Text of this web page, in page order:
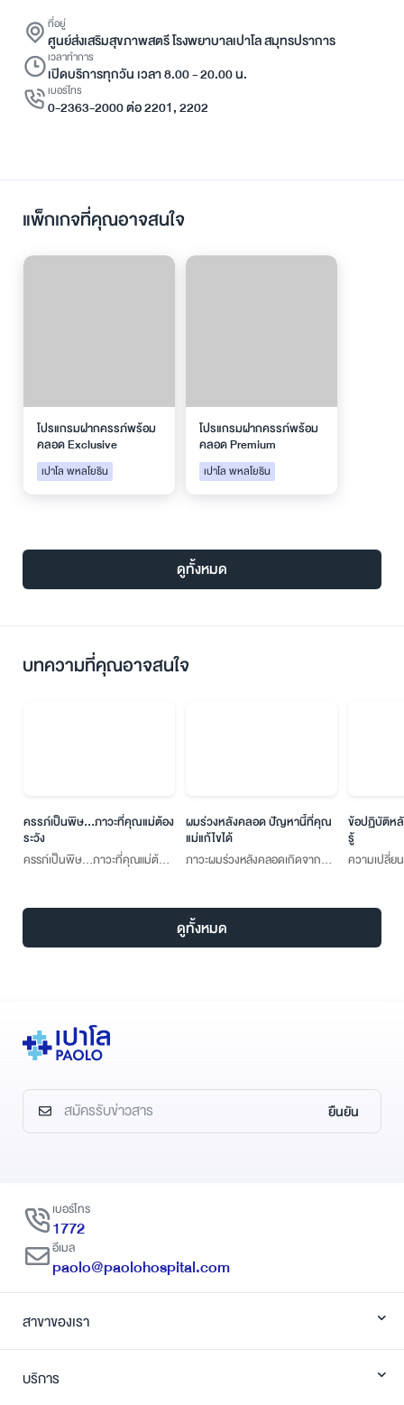
ที่อยู่
ศูนย์ส่งเสริมสุขภาพสตรี โรงพยาบาลเปาโล สมุทรปราการ
เวลาทำการ
เปิดบริการทุกวัน เวลา 8.00 - 20.00 น.
เบอร์โทร
0-2363-2000 ต่อ 2201, 2202
แพ็กเกจที่คุณอาจสนใจ
โปรแกรมฝากครรภ์พร้อม
คลอด Exclusive
เปาโล พหลโยธิน
โปรแกรมฝากครรภ์พร้อม
คลอด Premium
เปาโล พหลโยธิน
ดูทั้งหมด
บทความที่คุณอาจสนใจ
ครรภ์เป็นพิษ...ภาวะที่คุณแม่ต้อง
ระวัง
ครรภ์เป็นพิษ...ภาวะที่คุณแม่ต้อง
ผมร่วงหลังคลอด ปัญหานี้ที่คุณ
แม่แก้ไขได้
ภาวะผมร่วงหลังคลอดเกิดจาก
ผ่านไป 6-12 เดือน อาการผมร่วง
จะหายไปได้เอง
ข้อปฏิบัติห
รู้
ความเปลี่ย
แต่รวมถึง
ดูทั้งหมด
ยืนยัน
เบอร์โทร
1772
อีเมล
paolo@paolohospital.com
สาขาของเรา
บริการ